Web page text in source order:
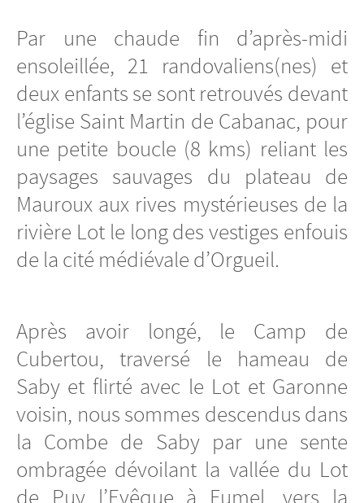
Par une chaude fin d’après-midi
ensoleillée, 21 randovaliens(nes) et
deux enfants se sont retrouvés devant
l’église Saint Martin de Cabanac, pour
une petite boucle (8 kms) reliant les
paysages sauvages du plateau de
Mauroux aux rives mystérieuses de la
rivière Lot le long des vestiges enfouis
de la cité médiévale d’Orgueil.
Après avoir longé, le Camp de
Cubertou, traversé le hameau de
Saby et flirté avec le Lot et Garonne
voisin, nous sommes descendus dans
la Combe de Saby par une sente
ombragée dévoilant la vallée du Lot
de Puy l’Evêque à Fumel, vers la